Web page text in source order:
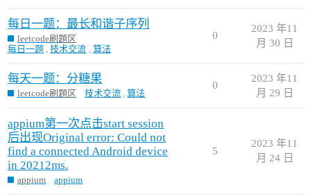
每日一题：最长和谐子序列
leetcode刷题区
每日一题 ,技术交流 , 算法
0
2023 年11
月 30 日
每天一题：分糖果
leetcode刷题区 技术交流 ,算法
0
2023 年11
月 29 日
appium第一次点击start session
后出现Original error: Could not
find a connected Android device
in 20212ms.
appium appium
5
2023 年11
月 24 日